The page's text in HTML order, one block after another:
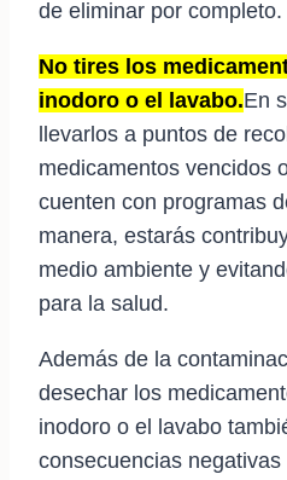
de eliminar por completo.
No tires los
inodoro o el lavabo.En
llevarlos a puntos de
medicamentos vencidos
cuenten con programas
manera, estarás
medio ambiente y
para la salud.
Además de la
desechar los
inodoro o el lavabo
consecuencias